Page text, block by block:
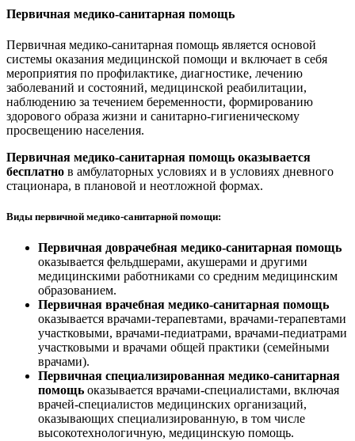
Первичная медико-санитарная помощь
Первичная медико-санитарная помощь является основой
системы оказания медицинской помощи и включает в себя
мероприятия по профилактике, диагностике, лечению
заболеваний и состояний, медицинской реабилитации,
наблюдению за течением беременности, формированию
здорового образа жизни и санитарно-гигиеническому
просвещению населения.
Первичная медико-санитарная помощь оказывается
бесплатно в амбулаторных условиях и в условиях дневного
стационара, в плановой и неотложной формах.
Виды первичной медико-санитарной помощи:
Первичная доврачебная медико-санитарная помощь
оказывается фельдшерами, акушерами и другими
медицинскими работниками со средним медицинским
образованием.
Первичная врачебная медико-санитарная помощь
оказывается врачами-терапевтами, врачами-терапевтами
участковыми, врачами-педиатрами, врачами-педиатрами
участковыми и врачами общей практики (семейными
врачами).
Первичная специализированная медико-санитарная
помощь оказывается врачами-специалистами, включая
врачей-специалистов медицинских организаций,
оказывающих специализированную, в том числе
высокотехнологичную, медицинскую помощь.